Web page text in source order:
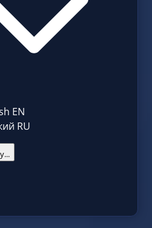
EN
RU